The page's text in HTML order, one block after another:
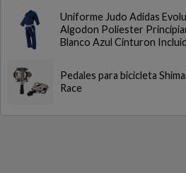
Uniforme Judo Adidas
Algodon Poliester
Blanco Azul Cinturon
Pedales para bicicleta
Race